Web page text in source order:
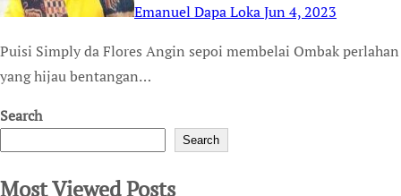
Emanuel Dapa LokaJun 4, 2023
Puisi Simply da Flores Angin sepoi membelai Ombak perlahan menghampiri hamparan pasir putih daun mangrove
yang hijau bentangan…
Search
Search
Most Viewed Posts